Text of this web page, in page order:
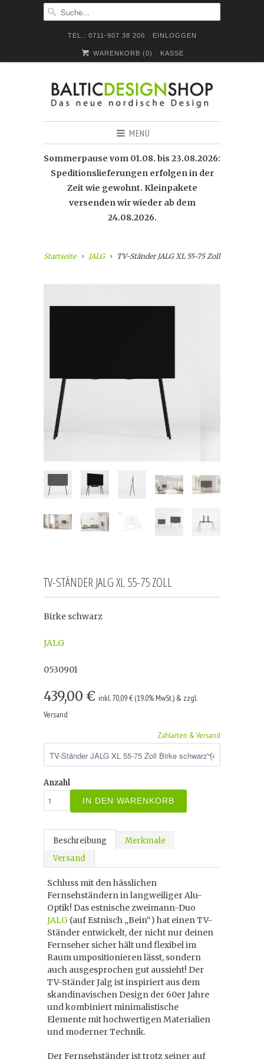
TEL.: 0711-907 38 200 EINLOGGEN
WARENKORB (0) KASSE
MENÜ
Sommerpause vom 01.08. bis 23.08.2026:
Speditionslieferungen erfolgen in der
Zeit wie gewohnt. Kleinpakete
versenden wir wieder ab dem
24.08.2026.
Startseite JALG TV-Ständer JALG XL 55-75 Zoll
TV-STÄNDER JALG XL 55-75 ZOLL
Birke schwarz
JALG
0530901
439,00 € inkl. 70,09 € (19.0% MwSt.) & zzgl.
Versand
Zahlarten & Versand
Anzahl
IN DEN WARENKORB
Beschreibung
Merkmale
Versand
Schluss mit den hässlichen
Fernsehständern in langweiliger Alu-
Optik! Das estnische zweimann-Duo
JALG (auf Estnisch „Bein“) hat einen TV-
Ständer entwickelt, der nicht nur deinen
Fernseher sicher hält und flexibel im
Raum umpositionieren lässt, sondern
auch ausgesprochen gut aussieht! Der
TV-Ständer Jalg ist inspiriert aus dem
skandinavischen Design der 60er Jahre
und kombiniert minimalistische
Elemente mit hochwertigen Materialien
und moderner Technik.
Der Fernsehständer ist trotz seiner auf